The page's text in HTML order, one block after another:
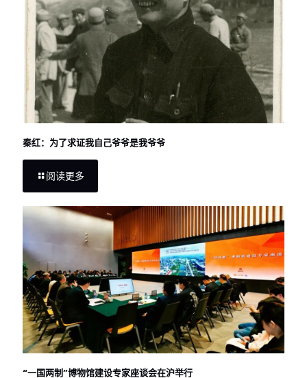
秦红：为了求证我自己爷爷是我爷爷
阅读更多
“一国两制”博物馆建设专家座谈会在沪举行